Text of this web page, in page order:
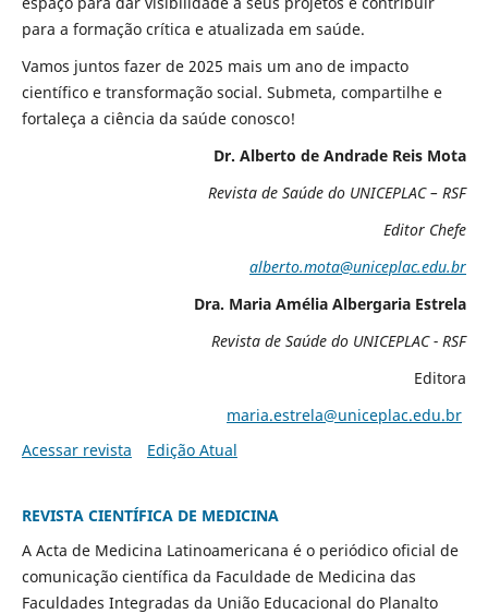
para a formação crítica e atualizada em saúde.
Vamos juntos fazer de 2025 mais um ano de impacto
científico e transformação social. Submeta, compartilhe e
fortaleça a ciência da saúde conosco!
Dr. Alberto de Andrade Reis Mota
Revista de Saúde do UNICEPLAC – RSF
Editor Chefe
alberto.mota@uniceplac.edu.br
Dra. Maria Amélia Albergaria Estrela
Revista de Saúde do UNICEPLAC - RSF
Editora
maria.estrela@uniceplac.edu.br
Acessar revista
Edição Atual
REVISTA CIENTÍFICA DE MEDICINA
A Acta de Medicina Latinoamericana é o periódico oficial de
comunicação científica da Faculdade de Medicina das
Faculdades Integradas da União Educacional do Planalto